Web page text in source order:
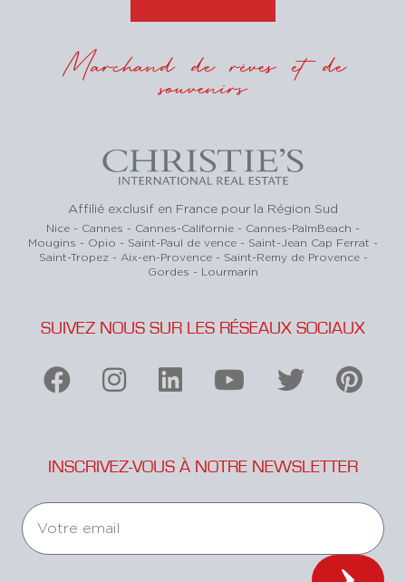
Marchand de rêves et de
souvenirs
Affilié exclusif en France pour la Région Sud
Nice - Cannes - Cannes-Californie - Cannes-PalmBeach -
Mougins - Opio - Saint-Paul de vence - Saint-Jean Cap Ferrat -
Saint-Tropez - Aix-en-Provence - Saint-Remy de Provence -
Gordes - Lourmarin
SUIVEZ NOUS SUR LES RÉSEAUX SOCIAUX
INSCRIVEZ-VOUS À NOTRE NEWSLETTER